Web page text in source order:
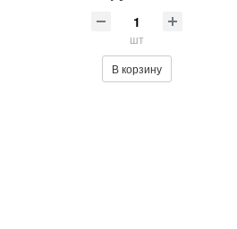
шт
В корзину